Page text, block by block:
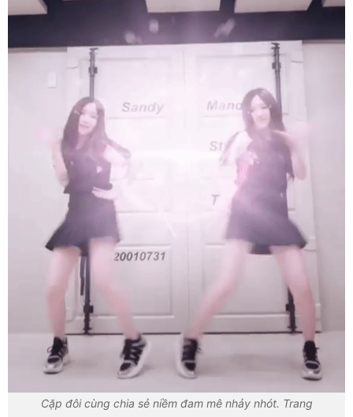
Cặp đôi cùng chia sẻ niềm đam mê nhảy nhót. Trang